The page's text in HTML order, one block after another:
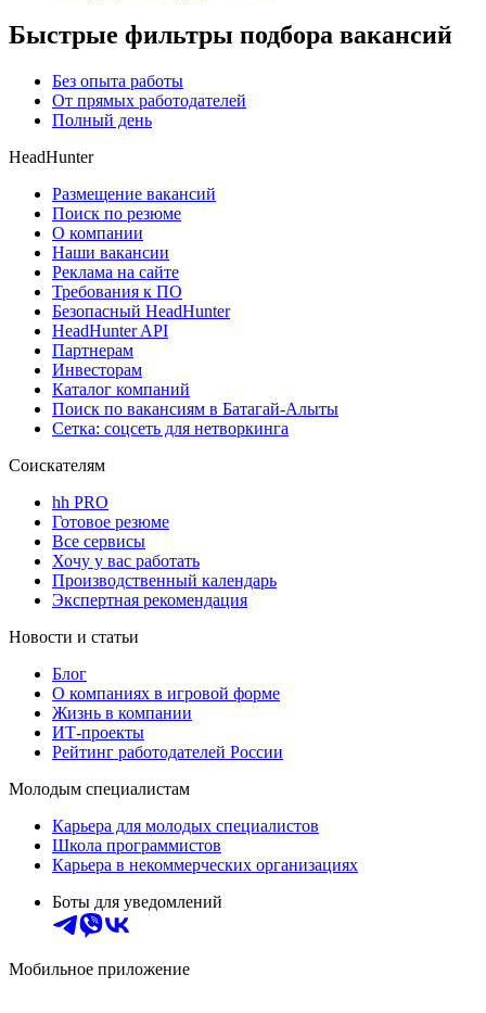
Быстрые фильтры подбора вакансий
Без опыта работы
От прямых работодателей
Полный день
HeadHunter
Размещение вакансий
Поиск по резюме
О компании
Наши вакансии
Реклама на сайте
Требования к ПО
Безопасный HeadHunter
HeadHunter API
Партнерам
Инвесторам
Каталог компаний
Поиск по вакансиям в Батагай-Алыты
Сетка: соцсеть для нетворкинга
Соискателям
hh PRO
Готовое резюме
Все сервисы
Хочу у вас работать
Производственный календарь
Экспертная рекомендация
Новости и статьи
Блог
О компаниях в игровой форме
Жизнь в компании
ИТ-проекты
Рейтинг работодателей России
Молодым специалистам
Карьера для молодых специалистов
Школа программистов
Карьера в некоммерческих организациях
Боты для уведомлений
Мобильное приложение